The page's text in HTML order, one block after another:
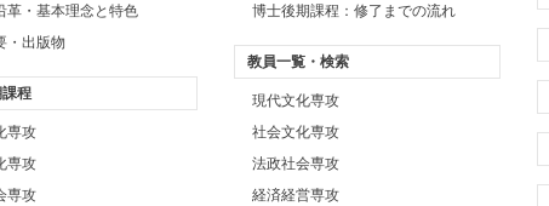
革・基本理念と特色
・出版物
程
専攻
専攻
専攻
博士後期課程：修了までの流れ
教員一覧・検索
現代文化専攻
社会文化専攻
法政社会専攻
経済経営専攻